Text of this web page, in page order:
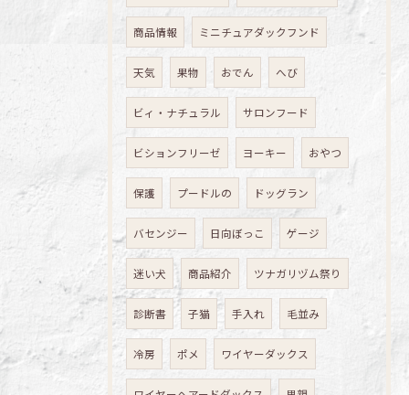
商品情報 ミニチュアダックフンド
天気 果物 おでん へび
ビィ・ナチュラル サロンフード
ビションフリーゼ ヨーキー おやつ
保護 プードルの ドッグラン
バセンジー 日向ぼっこ ゲージ
迷い犬 商品紹介 ツナガリヅム祭り
診断書 子猫 手入れ 毛並み
冷房 ポメ ワイヤーダックス